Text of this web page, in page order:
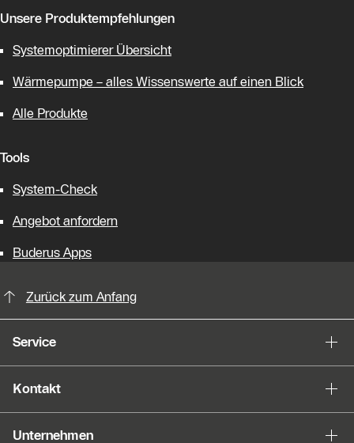
Unsere Produktempfehlungen
Systemoptimierer Übersicht
Wärmepumpe – alles Wissenswerte auf einen Blick
Alle Produkte
Tools
System-Check
Angebot anfordern
Buderus Apps
Zurück zum Anfang
Service
Kontakt
Unternehmen